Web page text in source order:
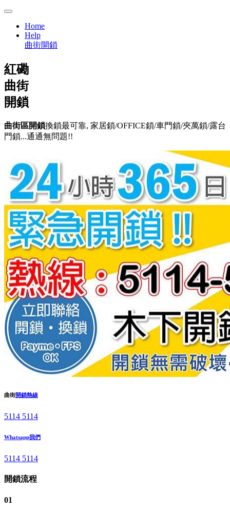
Home
Help
曲街開鎖
紅磡
曲街
開鎖
曲街區開鎖換鎖最可靠, 家居鎖/OFFICE鎖/車門鎖/夾萬鎖/露台
門鎖...通通無問題!!
曲街開鎖熱線
5114 5114
Whatsapp我們
5114 5114
開鎖流程
01